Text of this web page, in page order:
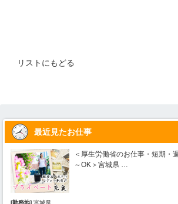
リストにもどる
最近見たお仕事
＜厚生労働省のお仕事・短期・
～OK＞宮城県 …
[勤務地] 宮城県